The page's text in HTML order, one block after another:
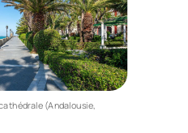
(Andalousie,